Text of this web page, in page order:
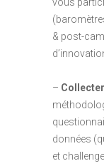
& post-
–
données
et